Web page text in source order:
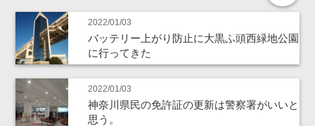
2022/01/03
バッテリー上がり防止に大黒ふ頭西緑地公園
に行ってきた
2022/01/03
神奈川県民の免許証の更新は警察署がいいと
思う。